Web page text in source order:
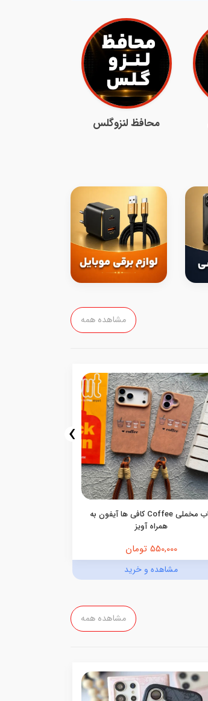
محافظ لنزوگلس
مشاهده همه
قاب مخملی Coffee کافی ها آیفون به
همراه آویز
550,000 تومان
مشاهده و خرید
›
مشاهده همه